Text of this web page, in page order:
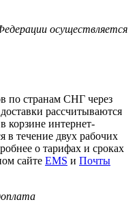
осуществляется
по странам СНГ через
рассчитываются
корзине интернет-
в течение двух рабочих
о тарифах и сроках
сайте EMS и Почты